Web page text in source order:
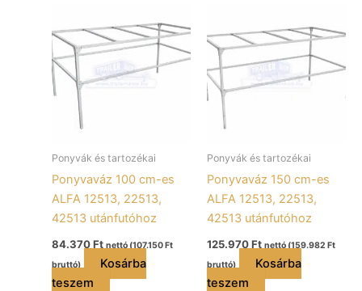
Ponyvák és tartozékai
Ponyvaváz 100 cm-es
ALFA 12513, 22513,
42513 utánfutóhoz
84.370Ft nettó (107.150Ft
bruttó)
Kosárba
teszem
Ponyvák és tartozékai
Ponyvaváz 150 cm-es
ALFA 12513, 22513,
42513 utánfutóhoz
125.970Ft nettó (159.982 Ft
bruttó)
Kosárba
teszem